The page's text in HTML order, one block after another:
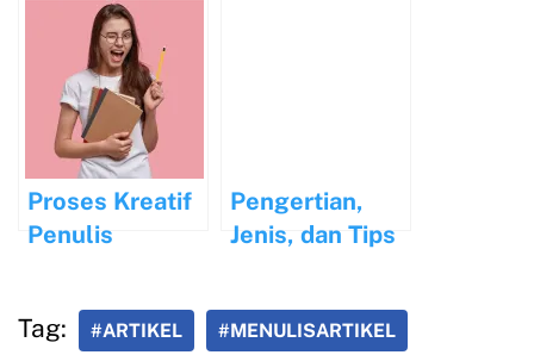
Tugasnya
Proses Kreatif
Penulis
Kesuksesan
Pengertian,
Jenis, dan Tips
Tag: #ARTIKEL #MENULISARTIKEL